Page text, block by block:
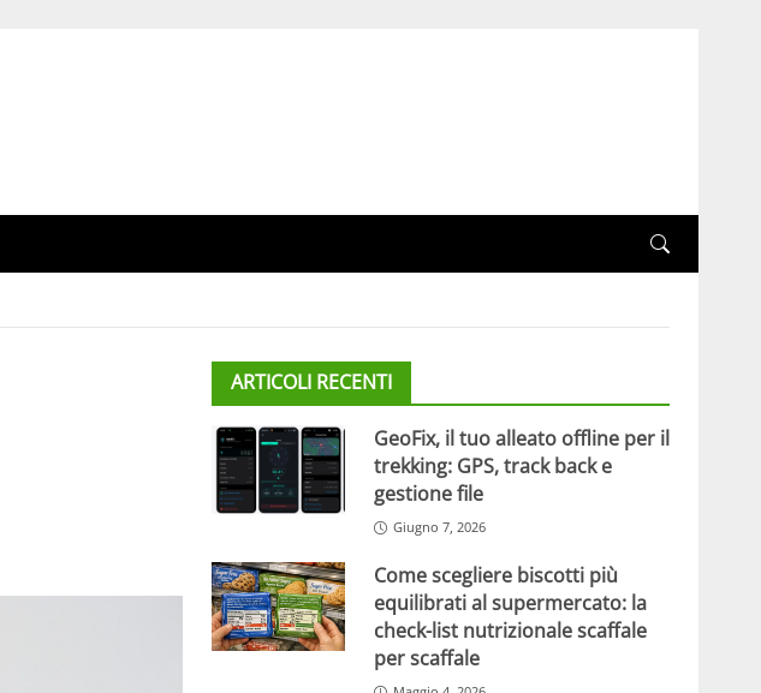
ARTICOLI RECENTI
GeoFix, il tuo alleato offline per il
trekking: GPS, track back e
gestione file
Giugno 7, 2026
Come scegliere biscotti più
equilibrati al supermercato: la
check-list nutrizionale scaffale
per scaffale